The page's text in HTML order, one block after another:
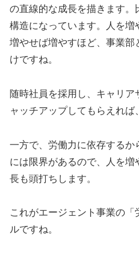
の直線的な成長を描きます。
構造になっています。人を
増やせば増やすほど、事業
けですね。
随時社員を採用し、キャリ
ャッチアップしてもらえれば
一方で、労働力に依存する
には限界があるので、人を
長も頭打ちします。
これがエージェント事業の
ルですね。